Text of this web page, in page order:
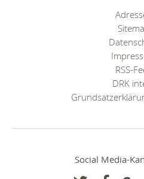
RSS-
DRK
Social Media-